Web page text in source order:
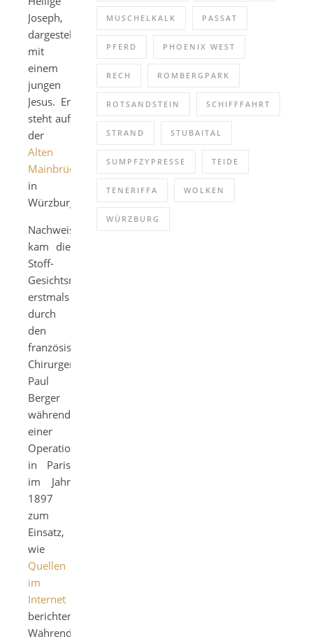
Joseph,
dargestellt
mit
einem
jungen
Jesus. Er
steht auf
der
Alten
Mainbrücke
in
Würzburg.
Nachweislich
kam die
Stoff-
Gesichtsmaske
erstmals
durch
den
französischen
Chirurgen
Paul
Berger
während
einer
Operation
in Paris
im Jahr
1897
zum
Einsatz,
wie
Quellen
im
Internet
berichten.
Während
MUSCHELKALK PASSAT
PFERD PHOENIX WEST
RECH ROMBERGPARK
ROTSANDSTEIN SCHIFFFAHRT
STRAND STUBAITAL
SUMPFZYPRESSE TEIDE
TENERIFFA WOLKEN
WÜRZBURG